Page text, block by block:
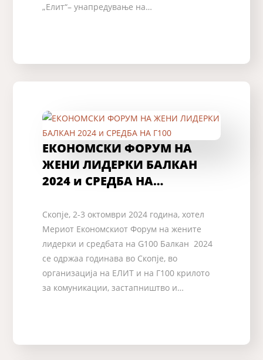
„Елит“– унапредување на…
ЕКОНОМСКИ ФОРУМ НА
ЖЕНИ ЛИДЕРКИ БАЛКАН
2024 и СРЕДБА НА…
Скопје, 2-3 октомври 2024 година, хотел
Мериот Економскиот Форум на жените
лидерки и средбата на G100 Балкан 2024
се одржаа годинава во Скопје, во
организација на ЕЛИТ и на Г100 крилото
за комуникации, застапништво и…